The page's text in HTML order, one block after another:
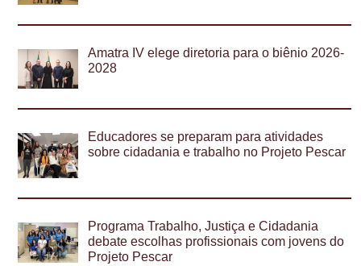
Amatra IV elege diretoria para o biênio 2026-
2028
Educadores se preparam para atividades
sobre cidadania e trabalho no Projeto Pescar
Programa Trabalho, Justiça e Cidadania
debate escolhas profissionais com jovens do
Projeto Pescar